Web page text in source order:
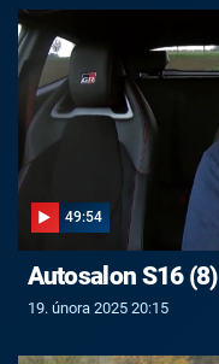
49:54
Autosalon S16 (8)
19. února 2025 20:15